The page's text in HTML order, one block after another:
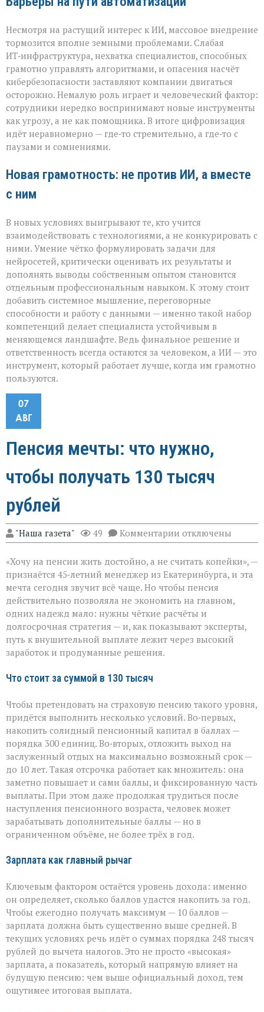
Несмотря на растущий интерес к ИИ, массовое внедрение
тормозится вполне земными проблемами. Слабая
ИТ‑инфраструктура, нехватка специалистов, способных
грамотно управлять алгоритмами, и опасения насчёт
кибербезопасности заставляют компании двигаться
осторожно. Немалую роль играет и человеческий фактор:
сотрудники нередко воспринимают новые инструменты
как угрозу, а не как помощника. В итоге цифровизация
идёт неравномерно — где‑то стремительно, а где‑то с
паузами и сомнениями.
Новая грамотность: не против ИИ, а вместе
с ним
В новых условиях выигрывают те, кто учится
взаимодействовать с технологиями, а не конкурировать с
ними. Умение чётко формулировать задачи для
нейросетей, критически оценивать их результаты и
дополнять выводы собственным опытом становится
отдельным профессиональным навыком. К этому стоит
добавить системное мышление, переговорные
способности и работу с данными — именно такой набор
компетенций делает специалиста устойчивым в
меняющемся ландшафте. Ведь финальное решение и
ответственность всегда остаются за человеком, а ИИ — это
инструмент, который работает лучше, когда им грамотно
пользуются.
07
АВГ
Пенсия мечты: что нужно,
чтобы получать 130 тысяч
рублей
"Наша газета" 49 Комментарии к
записи
мечты:
что
нужно,
чтобы
получать
130
тысяч
рублей
отключены
«Хочу на пенсии жить достойно, а не считать копейки», —
признаётся 45‑летний менеджер из Екатеринбурга, и эта
мечта сегодня звучит всё чаще. Но чтобы пенсия
действительно позволяла не экономить на главном,
одних надежд мало: нужны чёткие расчёты и
долгосрочная стратегия — и, как показывают эксперты,
путь к внушительной выплате лежит через высокий
заработок и продуманные решения.
Что стоит за суммой в 130 тысяч
Чтобы претендовать на страховую пенсию такого уровня,
придётся выполнить несколько условий. Во‑первых,
накопить солидный пенсионный капитал в баллах —
порядка 300 единиц. Во‑вторых, отложить выход на
заслуженный отдых на максимально возможный срок —
до 10 лет. Такая отсрочка работает как множитель: она
заметно повышает и сами баллы, и фиксированную часть
выплаты. При этом даже продолжая трудиться после
наступления пенсионного возраста, человек может
зарабатывать дополнительные баллы — но в
ограниченном объёме, не более трёх в год.
Зарплата как главный рычаг
Ключевым фактором остаётся уровень дохода: именно
он определяет, сколько баллов удастся накопить за год.
Чтобы ежегодно получать максимум — 10 баллов —
зарплата должна быть существенно выше средней. В
текущих условиях речь идёт о суммах порядка 248 тысяч
рублей до вычета налогов. Это не просто «высокая»
зарплата, а показатель, который напрямую влияет на
будущую пенсию: чем выше официальный доход, тем
ощутимее итоговая выплата.